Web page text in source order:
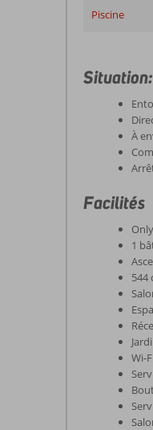
Piscine
À
Facilités
1
544
Wi-